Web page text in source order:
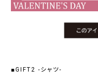
■GIFT2 -シャツ-